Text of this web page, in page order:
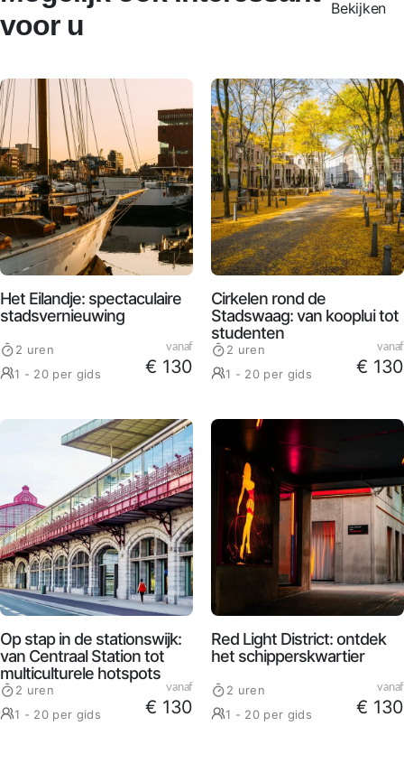
voor u
Bekijken
Het Eilandje: spectaculaire
stadsvernieuwing
2 uren
1 - 20 per gids
vanaf
€ 130
Cirkelen rond de
Stadswaag: van kooplui tot
studenten
2 uren
1 - 20 per gids
vanaf
€ 130
Op stap in de stationswijk:
van Centraal Station tot
multiculturele hotspots
2 uren
1 - 20 per gids
vanaf
€ 130
Red Light District: ontdek
het schipperskwartier
2 uren
1 - 20 per gids
vanaf
€ 130